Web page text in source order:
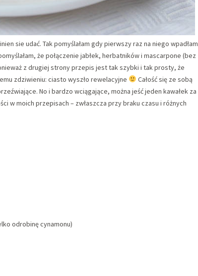
sie udać. Tak pomyślałam gdy pierwszy raz na niego wpadłam
że połączenie jabłek, herbatników i mascarpone (bez
z drugiej strony przepis jest tak szybki i tak prosty, że
zdziwieniu: ciasto wyszło rewelacyjne
Całość się ze sobą
No i bardzo wciągające, można jeść jeden kawałek za
w moich przepisach – zwłaszcza przy braku czasu i różnych
odrobinę cynamonu)